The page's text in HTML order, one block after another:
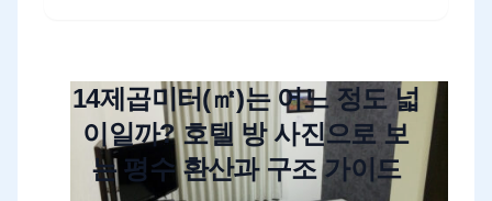
14제곱미터(㎡)는 어느 정도 넓
이일까? 호텔 방 사진으로 보
는 평수 환산과 구조 가이드